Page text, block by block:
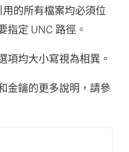
的所有檔案均必須位
指定 UNC 路徑。
項均大小寫視為相異。
金鑰的更多說明，請參